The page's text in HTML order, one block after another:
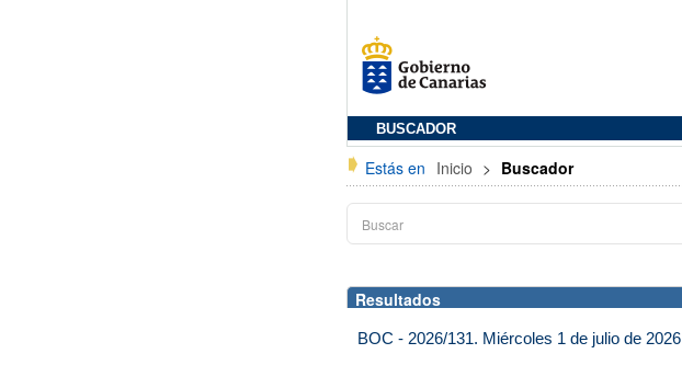
BUSCADOR
Estás en Inicio > Buscador
Resultados
BOC - 2026/131. Miércoles 1 de julio de 2026